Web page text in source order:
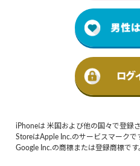
iPhoneは 米国および他の国々で登録
StoreはApple Inc.のサービスマークで
Google Inc.の商標または登録商標です